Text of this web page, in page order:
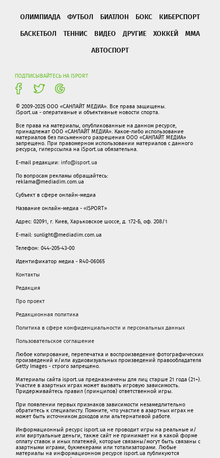
ОЛИМПИАДА ФУТБОЛ БИАТЛОН БОКС
КИБЕРСПОРТ
БАСКЕТБОЛ
ТЕННИС ВИДЕО ДРУГИЕ ХОККЕЙ
ММА
АВТОСПОРТ
ПОДПИСЫВАЙТЕСЬ НА ISPORT
© 2009-2025 ООО «САНЛАЙТ МЕДИА». Все права защищены.
iSport.ua - оперативные и объективные новости спорта.
Все права на материалы, опубликованные на данном ресурсе,
принадлежат ООО «САНЛАЙТ МЕДИА». Какое-либо использование
материалов без письменного разрешения ООО «САНЛАЙТ МЕДИА»
запрещено. При правомерном использовании материалов с данного
ресурса, гиперссылка на iSport.ua обязательна.
E-mail редакции: info@isport.ua
По вопросам рекламы обращайтесь:
reklama@mediadim.com.ua
Субъект в сфере онлайн-медиа
Название онлайн-медиа - «ISPORT»
Адрес: 02091, г. Киев, Харьковское шоссе, д. 172-Б, оф. 208/1
E-mail: sunlight@mediadim.com.ua
Телефон: 044-205-43-00
Идентификатор медиа - R40-06065
Контакты
Редакция
Про проект
Редакционная политика
Политика в сфере конфиденциальности и персональных данных
Пользовательское соглашение
Любое копирование, перепечатка и воспроизведение фотографических
произведений и/или аудиовизуальных произведений правообладателя
Getty Images - строго запрещено.
Материалы сайта isport.ua предназначены для лиц старше 21 года (21+).
Участие в азартных играх может вызвать игровую зависимость.
Придерживайтесь правил (принципов) ответственной игры.
При появлении первых признаков зависимости незамедлительно
обратитесь к специалисту. Помните, что участие в азартных играх не
может быть источником доходов или альтернативой работе.
Информационный ресурс isport.ua не проводит игры на реальные и/
или виртуальные деньги, также сайт не принимает ни в какой форме
oплaту ставок и иных платежей, которые связаны/могут быть связаны c
азартными игрaми, букмекерами или тотализаторами. Любые
материалы на информационном ресурсе isport.ua публикуютcя